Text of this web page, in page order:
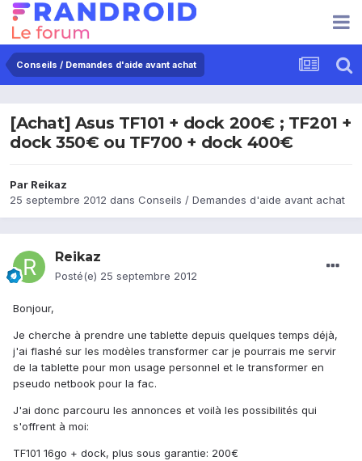
Conseils / Demandes d'aide avant achat
[Achat] Asus TF101 + dock 200€ ; TF201 +
dock 350€ ou TF700 + dock 400€
Par Reikaz
25 septembre 2012 dans Conseils / Demandes d'aide avant achat
Reikaz
Posté(e) 25 septembre 2012
Bonjour,
Je cherche à prendre une tablette depuis quelques temps déjà,
j'ai flashé sur les modèles transformer car je pourrais me servir
de la tablette pour mon usage personnel et le transformer en
pseudo netbook pour la fac.
J'ai donc parcouru les annonces et voilà les possibilités qui
s'offrent à moi:
TF101 16go + dock, plus sous garantie: 200€